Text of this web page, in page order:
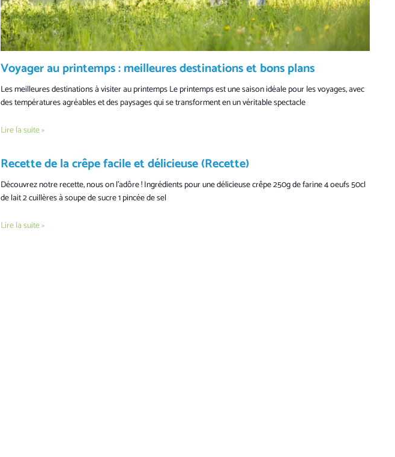
Voyager au printemps : meilleures destinations et bons plans
Les meilleures destinations à visiter au printemps Le printemps est une saison idéale pour les voyages, avec
des températures agréables et des paysages qui se transforment en un véritable spectacle
Lire la suite »
Recette de la crêpe facile et délicieuse (Recette)
Découvrez notre recette, nous on l’adôre ! Ingrédients pour une délicieuse crêpe 250g de farine 4 oeufs 50cl
de lait 2 cuillères à soupe de sucre 1 pincée de sel
Lire la suite »